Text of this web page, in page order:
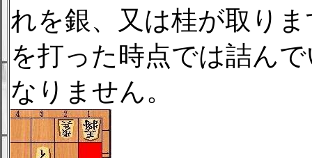
れを銀、又は桂が取り
を打った時点では詰ん
なりません。